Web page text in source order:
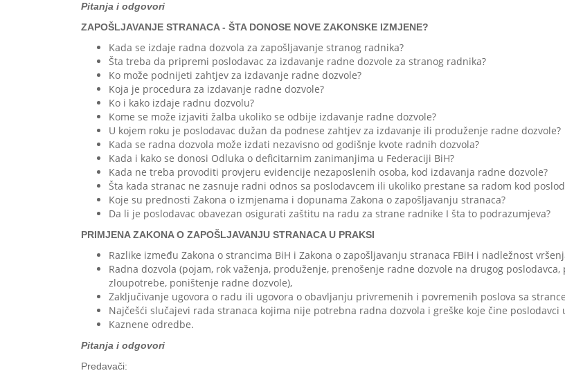
Pitanja i odgovori
ZAPOŠLJAVANJE STRANACA - ŠTA DONOSE NOVE ZAKONSKE IZMJENE?
Kada se izdaje radna dozvola za zapošljavanje stranog radnika?
Šta treba da pripremi poslodavac za izdavanje radne dozvole za stranog radnika?
Ko može podnijeti zahtjev za izdavanje radne dozvole?
Koja je procedura za izdavanje radne dozvole?
Ko i kako izdaje radnu dozvolu?
Kome se može izjaviti žalba ukoliko se odbije izdavanje radne dozvole?
U kojem roku je poslodavac dužan da podnese zahtjev za izdavanje ili produženje radne dozvole?
Kada se radna dozvola može izdati nezavisno od godišnje kvote radnih dozvola?
Kada i kako se donosi Odluka o deficitarnim zanimanjima u Federaciji BiH?
Kada ne treba provoditi provjeru evidencije nezaposlenih osoba, kod izdavanja radne dozvole?
Šta kada stranac ne zasnuje radni odnos sa poslodavcem ili ukoliko prestane sa radom kod
Koje su prednosti Zakona o izmjenama i dopunama Zakona o zapošljavanju stranaca?
Da li je poslodavac obavezan osigurati zaštitu na radu za strane radnike I šta to podrazumjeva?
PRIMJENA ZAKONA O ZAPOŠLJAVANJU STRANACA U PRAKSI
Razlike između Zakona o strancima BiH i Zakona o zapošljavanju stranaca FBiH i nadležnost
Radna dozvola (pojam, rok važenja, produženje, prenošenje radne dozvole na drugog
zloupotrebe, poništenje radne dozvole),
Zaključivanje ugovora o radu ili ugovora o obavljanju privremenih i povremenih poslova sa
Najčešći slučajevi rada stranaca kojima nije potrebna radna dozvola i greške koje čine poslodavci
Kaznene odredbe.
Pitanja i odgovori
Predavači: